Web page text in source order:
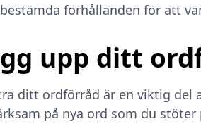
förhållanden för att
upp ditt
ditt ordförråd är en viktig del
på nya ord som du stöter